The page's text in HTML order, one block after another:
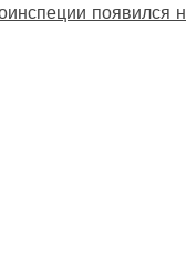
появился